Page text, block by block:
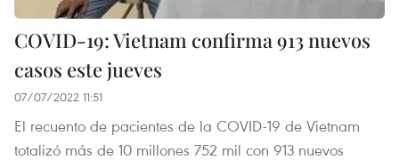
COVID-19: Vietnam confirma 913 nuevos
casos este jueves
07/07/2022 11:51
El recuento de pacientes de la COVID-19 de Vietnam
totalizó más de 10 millones 752 mil con 913 nuevos